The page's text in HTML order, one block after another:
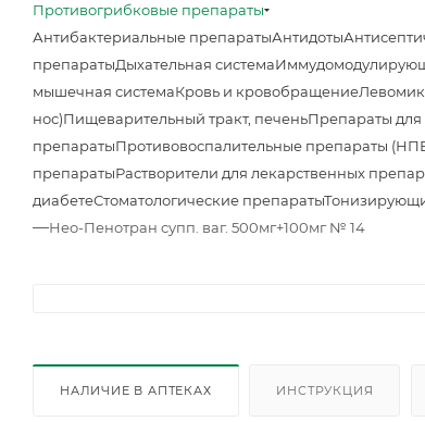
Противогрибковые препараты
Антибактериальные препаратыАнтидоты
препаратыДыхательная система
мышечная системаКровь и кровобращение
нос)Пищеварительный тракт, печеньПрепараты для
препаратыПротивовоспалительные препараты
препаратыРастворители для лекарственных
диабетеСтоматологические препараты
—Нео-Пенотран супп. ваг. 500мг+100мг № 14
НАЛИЧИЕ В АПТЕКАХ ИНСТРУКЦИЯ